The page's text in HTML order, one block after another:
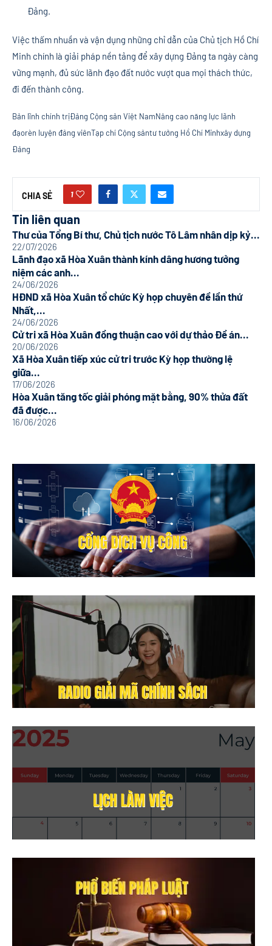
Đảng.
Việc thấm nhuần và vận dụng những chỉ dẫn của Chủ tịch Hồ Chí
Minh chính là giải pháp nền tảng để xây dựng Đảng ta ngày càng
vững mạnh, đủ sức lãnh đạo đất nước vượt qua mọi thách thức,
đi đến thành công.
Bản lĩnh chính trịĐảng Cộng sản Việt NamNâng cao năng lực lãnh
đạorèn luyện đảng viênTạp chí Cộng sảntư tưởng Hồ Chí Minhxây dựng
Đảng
CHIA SẺ 1
Tin liên quan
Thư của Tổng Bí thư, Chủ tịch nước Tô Lâm nhân dịp kỷ...
22/07/2026
Lãnh đạo xã Hòa Xuân thành kính dâng hương tưởng
niệm các anh...
24/06/2026
HĐND xã Hòa Xuân tổ chức Kỳ họp chuyên đề lần thứ
Nhất,...
24/06/2026
Cử tri xã Hòa Xuân đồng thuận cao với dự thảo Đề án...
20/06/2026
Xã Hòa Xuân tiếp xúc cử tri trước Kỳ họp thường lệ
giữa...
17/06/2026
Hòa Xuân tăng tốc giải phóng mặt bằng, 90% thửa đất
đã được...
16/06/2026